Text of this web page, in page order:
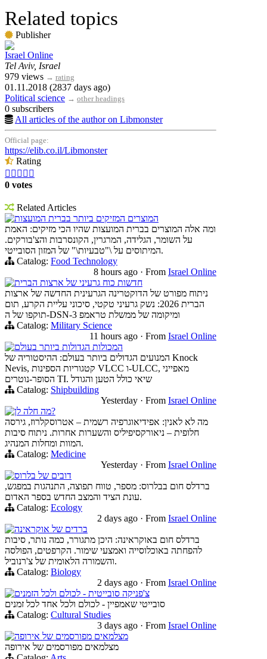
Related topics
Publisher
Israel Online
Tel Aviv, Israel
979 views → rating
01.11.2018 (2837 days ago)
Political science → other headings
0 subscribers
All articles of the author on Libmonster
Official page:
https://elib.co.il/Libmonster
Rating
    
0 votes
Related Articles
המוצרים המזיקים ביותר בברית המועצות
ומה אלה המוצרים בברית המועצות שהיו הכי מזיקים: האמת
על השומר, הגלידה, המרגרין, הקונסרבות והצ'בורקים.
המיתוסים על \"טבעיות\" של המזון הסובייטי.
Catalog: Food Technology
8 hours ago · From Israel Online
חדשות כוח גרעיני של ארצות הברית
ניתוח מפורט של הדוקטרינה הגרעינית החדשה של ארצות
הברית 2026: נשק גרעיני טקטי, סיכוני עליית הקרע, תום
תוקפו של ה-DSN-3 ומיקומה של ממשלת טראמפ
Catalog: Military Science
11 hours ago · From Israel Online
המכולות הגדולות ביותר בעולם
המנועים הגדולים ביותר בעולם: ההיסטוריה של Knock
Nevis, קטגוריות הספינות VLCC ו-ULCC, מאפייני
הסופר-נוטרים TI. שיאי כולל הטען והגודל
Catalog: Shipbuilding
Yesterday · From Israel Online
מה חלה לן?
מה לא לאנין: אפידיאוגרפיה רשמית – אטרוסקלרוז, גירסה
חלופית – ניאורקסיפיליס והשערות אחרות. ניתוח סיבות
המוות ומחלות המנהיג.
Catalog: Medicine
Yesterday · From Israel Online
דובים של בלרוס
ברדלס חום בבלרוס: מספר, טווח תפוצה, התנהגות במפגש,
עונת הציד והמצב החדש בספר האדום.
Catalog: Ecology
2 days ago · From Israel Online
ברדים של אוקראינה
ברדלס חום באוקראינה: היכן מתגורר, כמה נותר, סיבות
להפחתה באוכלוסייה ואמצעי שימור. הקרפטים, הפולסה
והשמורה הלאומית של צ'רנוביל.
Catalog: Biology
2 days ago · From Israel Online
צ'פניקה סובייטית - לכולם ולכל הזמנים
סובייטי שאמפיין - לכולם ולכל אחד לכל זמנים
Catalog: Cultural Studies
3 days ago · From Israel Online
מצלמאים מפורסמים של אירופה
מצלמאים מפורסמים של אירופה